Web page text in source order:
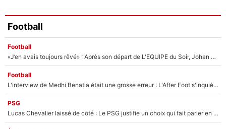
Football
Football
«J’en avais toujours rêvé» : Après son départ de L'EQUIPE du Soir, Johan Micoud va rebondir avec une activité «confidentielle»
Football
L'interview de Medhi Benatia était une grosse erreur : L'After Foot s'inquiète pour l'avenir de l'ancien dirigeant de l'OM qui pourrait rester longtemps au chômage
PSG
Lucas Chevalier laissé de côté : Le PSG justifie un choix qui fait parler en plein mercato